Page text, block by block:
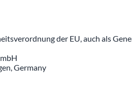
der EU, auch als
Germany